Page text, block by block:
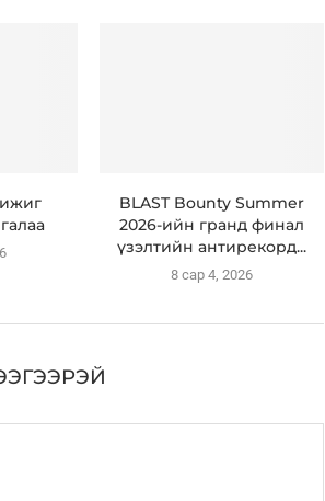
BLAST Bounty Summer
2026-ийн гранд финал
үзэлтийн антирекорд...
8 сар 4, 2026